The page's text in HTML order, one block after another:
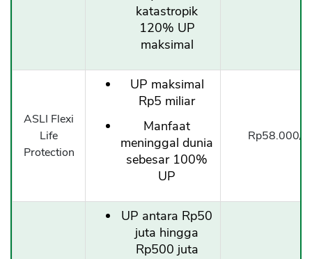
katastropik
120% UP
maksimal
ASLI Flexi
Life
Protection
UP maksimal
Rp5 miliar
Manfaat
meninggal dunia
sebesar 100%
UP
Rp58.000/
UP antara Rp50
juta hingga
Rp500 juta